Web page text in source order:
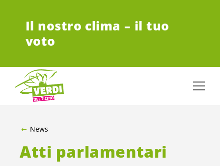
Il nostro clima – il tuo
voto
News
Atti parlamentari